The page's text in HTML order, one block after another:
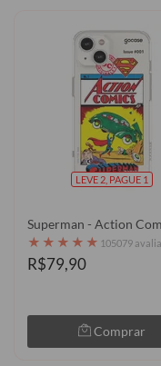
LEVE 2, PAGUE 1
Superman - Action
★ ★ ★ ★ ★ 105079
R$79,90
Comprar